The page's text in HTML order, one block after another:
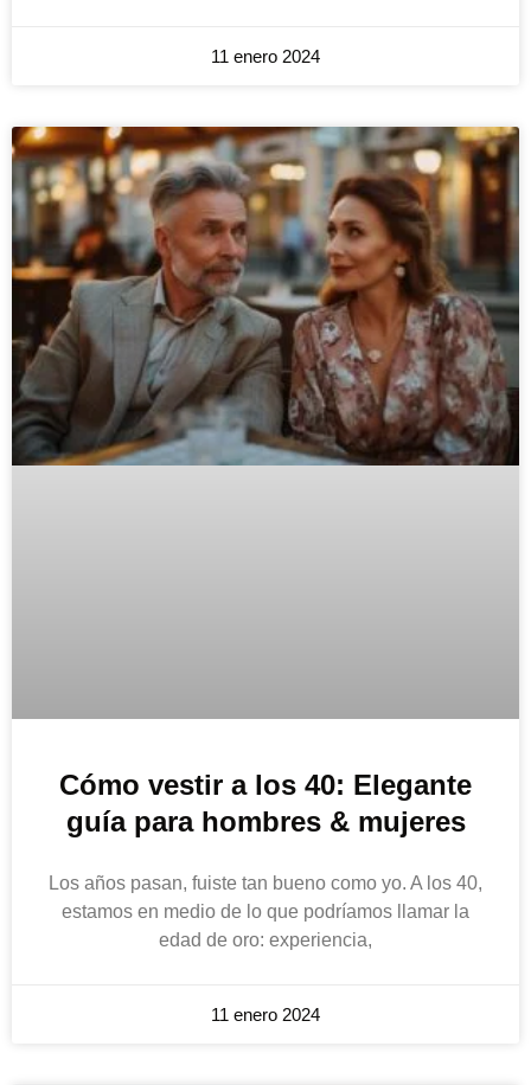
11 enero 2024
Cómo vestir a los 40: Elegante
guía para hombres & mujeres
Los años pasan, fuiste tan bueno como yo. A los 40,
estamos en medio de lo que podríamos llamar la
edad de oro: experiencia,
11 enero 2024